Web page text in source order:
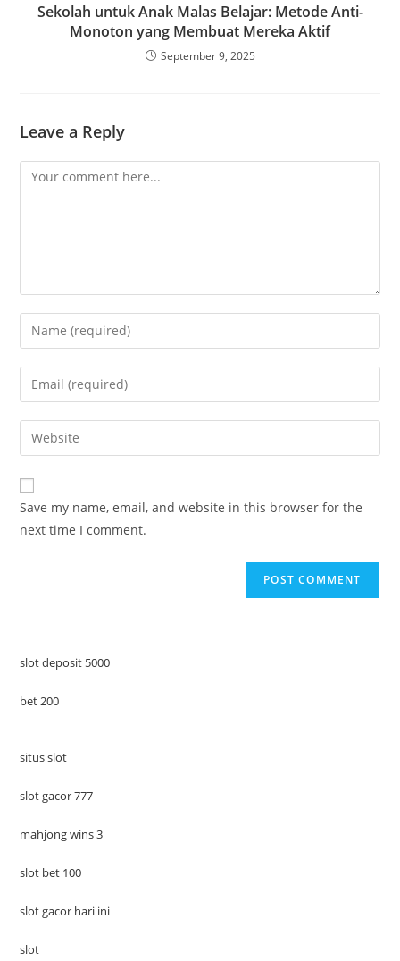
Sekolah untuk Anak Malas Belajar: Metode Anti-
Monoton yang Membuat Mereka Aktif
September 9, 2025
Leave a Reply
Comment
Enter
your
name
comment
Enter
your
email
address
comment
Enter
your
website
URL
(optional)
Save my name, email, and website in this browser for the
next time I comment.
slot deposit 5000
bet 200
situs slot
slot gacor 777
mahjong wins 3
slot bet 100
slot gacor hari ini
slot